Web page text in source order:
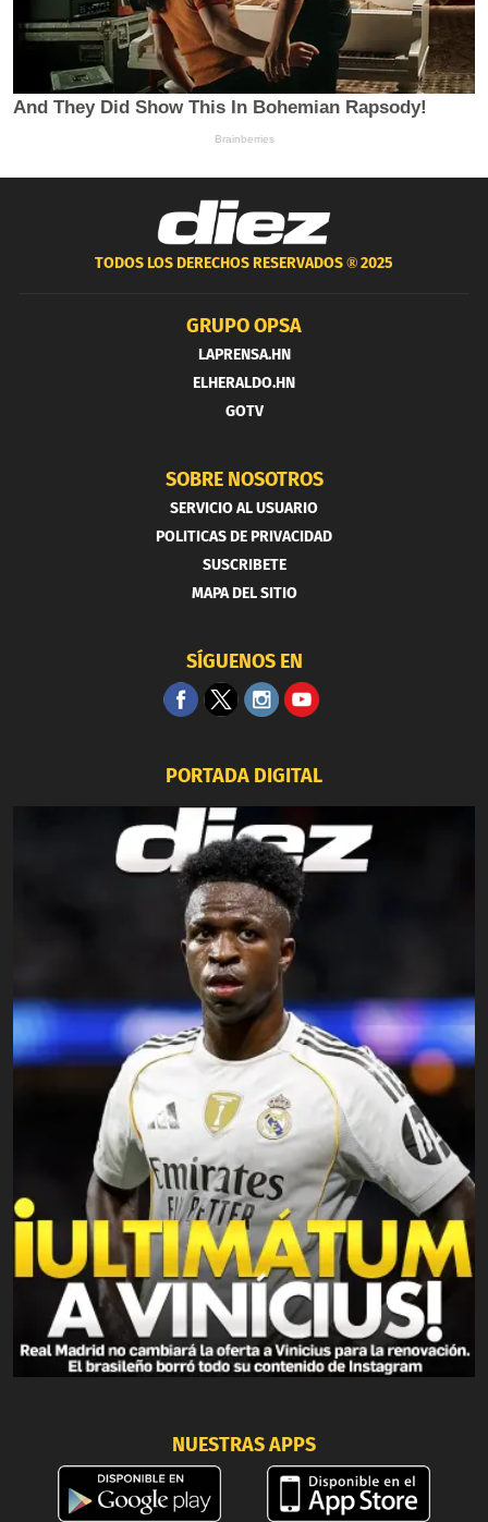
TODOS LOS DERECHOS RESERVADOS ®2025
GRUPO OPSA
LAPRENSA.HN
ELHERALDO.HN
GOTV
SOBRE NOSOTROS
SERVICIO AL USUARIO
POLITICAS DE PRIVACIDAD
SUSCRIBETE
MAPA DEL SITIO
SÍGUENOS EN
PORTADA DIGITAL
NUESTRAS APPS